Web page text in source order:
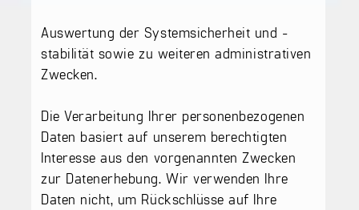
Auswertung der Systemsicherheit und -
stabilität sowie zu weiteren administrativen
Zwecken.
Die Verarbeitung Ihrer personenbezogenen
Daten basiert auf unserem berechtigten
Interesse aus den vorgenannten Zwecken
zur Datenerhebung. Wir verwenden Ihre
Daten nicht, um Rückschlüsse auf Ihre